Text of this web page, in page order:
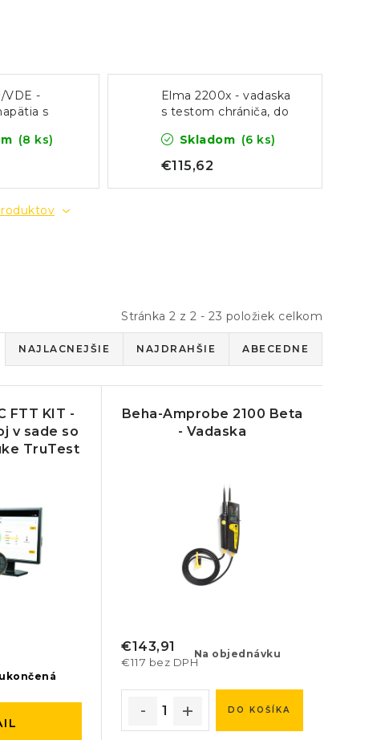
VDE -
s
(8 ks)
Elma 2200x - vadaska
s testom chrániča, do
Skladom (6 ks)
€115,62
Stránka 2 z 2 - 23 položiek celkom
NAJLACNEJŠIE NAJDRAHŠIE ABECEDNE
FTT KIT -
v sade so
TruTest
Beha-Amprobe 2100 Beta
- Vadaska
Na objednávku
€117 bez DPH
€143,91
DO KOŠÍKA